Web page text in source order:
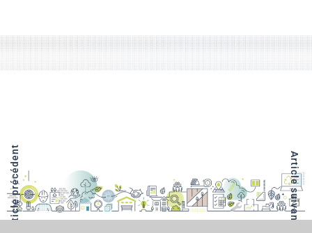
Article précédent Article suivant